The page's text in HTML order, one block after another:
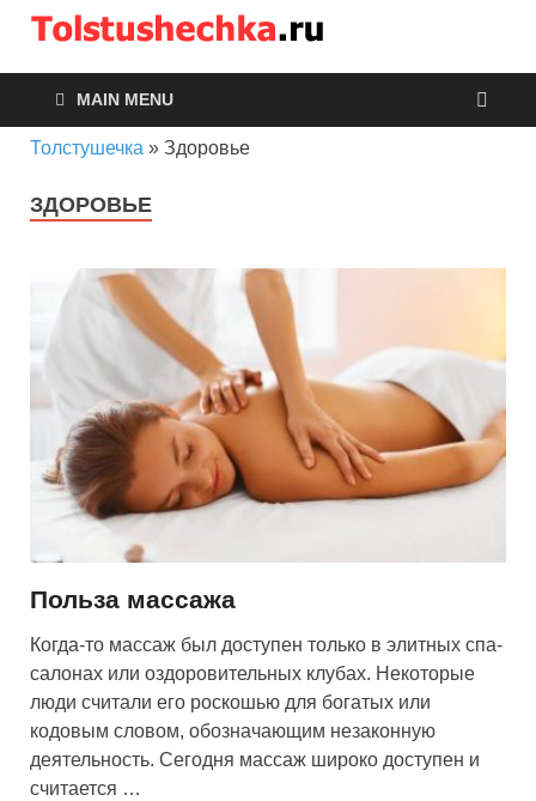
MAIN MENU
Толстушечка » Здоровье
ЗДОРОВЬЕ
Польза массажа
Когда-то массаж был доступен только в элитных спа-
салонах или оздоровительных клубах. Некоторые
люди считали его роскошью для богатых или
кодовым словом, обозначающим незаконную
деятельность. Сегодня массаж широко доступен и
считается …